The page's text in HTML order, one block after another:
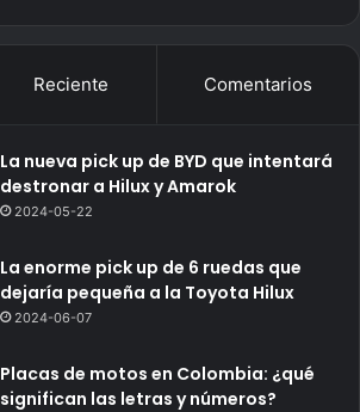
Reciente Comentarios
La nueva pick up de BYD que intentará
destronar a Hilux y Amarok
2024-05-22
La enorme pick up de 6 ruedas que
dejaría pequeña a la Toyota Hilux
2024-06-07
Placas de motos en Colombia: ¿qué
significan las letras y números?